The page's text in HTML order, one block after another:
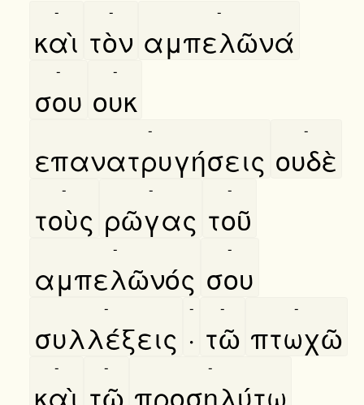
καὶ
-
τὸν
-
αμπελῶνά
-
σου
-
ουκ
-
επανατρυγήσεις
-
ουδὲ
-
τοὺς
-
ρῶγας
-
τοῦ
-
αμπελῶνός
-
σου
-
συλλέξεις
-
·
-
τῶ
-
πτωχῶ
-
καὶ
-
τῶ
-
προσηλύτω
-